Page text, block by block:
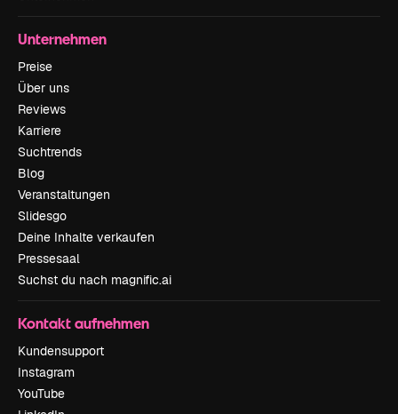
Unternehmen
Preise
Über uns
Reviews
Karriere
Suchtrends
Blog
Veranstaltungen
Slidesgo
Deine Inhalte verkaufen
Pressesaal
Suchst du nach magnific.ai
Kontakt aufnehmen
Kundensupport
Instagram
YouTube